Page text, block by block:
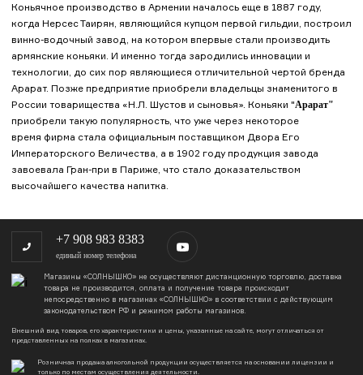
Коньячное производство в Армении началось еще в 1887 году,
когда Нерсес Таирян, являющийся купцом первой гильдии, построил
винно-водочный завод, на котором впервые стали производить
армянские коньяки. И именно тогда зародились инновации и
технологии, до сих пор являющиеся отличительной чертой бренда
Арарат. Позже предприятие приобрели владельцы знаменитого в
России товарищества «Н.Л. Шустов и сыновья». Коньяки "Арарат"
приобрели такую популярность, что уже через некоторое
время фирма стала официальным поставщиком Двора Его
Императорского Величества, а в 1902 году продукция завода
завоевала Гран-при в Париже, что стало доказательством
высочайшего качества напитка.
+7 908 983 8383
единый номер телефона
Магазины «СОЛНЫШКО» не осуществляют дистанционную торговлю, доставка
товара не производится, оплата и получение товара происходит
непосредственно в магазинах «СОЛНЫШКО» в соответствии с действующим
законодательством РФ и режимом работы магазинов.
Внешний вид товаров, его характеристики и цены, указанные на сайте, могут отличаться от
представленных на полках в магазинах.
Розничная продажа алкогольной продукции осуществляется на основании лицензии и
только по местам осуществления деятельности.